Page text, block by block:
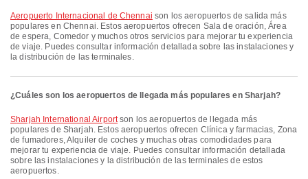
Aeropuerto Internacional de Chennai son los aeropuertos de salida más
populares en Chennai. Estos aeropuertos ofrecen Sala de oración, Área
de espera, Comedor y muchos otros servicios para mejorar tu experiencia
de viaje. Puedes consultar información detallada sobre las instalaciones y
la distribución de las terminales.
¿Cuáles son los aeropuertos de llegada más populares en Sharjah?
Sharjah International Airportson los aeropuertos de llegada más
populares de Sharjah. Estos aeropuertos ofrecen Clínica y farmacias, Zona
de fumadores, Alquiler de coches y muchas otras comodidades para
mejorar tu experiencia de viaje. Puedes consultar información detallada
sobre las instalaciones y la distribución de las terminales de estos
aeropuertos.